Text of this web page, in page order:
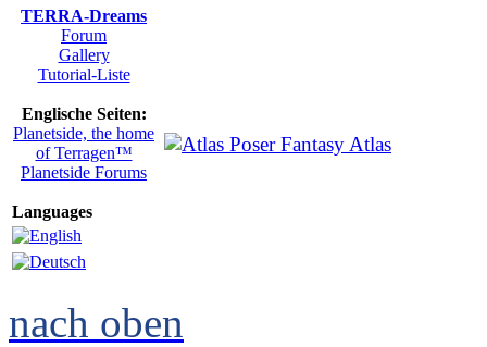
TERRA-Dreams
Forum
Gallery
Tutorial-Liste
Englische Seiten:
Planetside, the home
of Terragen™
Planetside Forums
Languages
nach oben